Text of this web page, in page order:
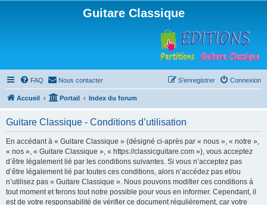
Guitare Classique
FAQ Nous contacter Connexion
S’enregistrer
Accueil Portail Index du forum
Guitare Classique - Conditions d’utilisation
En accédant à « Guitare Classique » (désigné ci-après par « nous », « notre »,
« nos », « Guitare Classique », « https://classicguitare.com »), vous acceptez
d’être légalement lié par les conditions suivantes. Si vous n’acceptez pas
d’être légalement lié par toutes ces conditions, alors n’accédez pas et/ou
n’utilisez pas « Guitare Classique ». Nous pouvons modifier ces conditions à
tout moment et ferons tout notre possible pour vous en informer. Cependant, il
est de votre responsabilité de vérifier ce document régulièrement, car votre